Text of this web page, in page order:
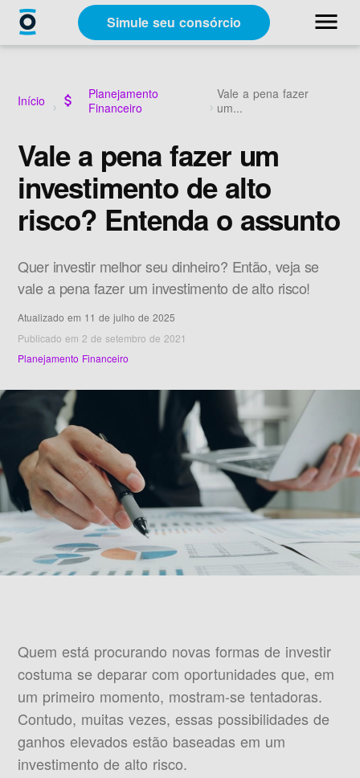
Simule seu consórcio menu
close
Categorias
Materiais Gratuitos
Sobre a Racon
A Racon
Simule seu consórcio
Início attach_money
Planejamento
Financeiro
Vale a pena fazer
um...
Vale a pena fazer um
investimento de alto
risco? Entenda o assunto
Quer investir melhor seu dinheiro? Então, veja se
vale a pena fazer um investimento de alto risco!
Atualizado em 11 de julho de 2025
Publicado em 2 de setembro de 2021
Planejamento Financeiro
Quem está procurando novas formas de investir
costuma se deparar com oportunidades que, em
um primeiro momento, mostram-se tentadoras.
Contudo, muitas vezes, essas possibilidades de
ganhos elevados estão baseadas em um
investimento de alto risco.